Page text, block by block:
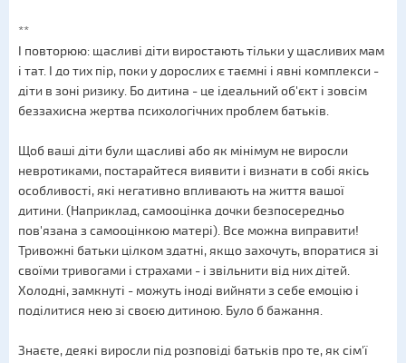
**
І повторюю: щасливі діти виростають тільки у щасливих мам
і тат. І до тих пір, поки у дорослих є таємні і явні комплекси -
діти в зоні ризику. Бо дитина - це ідеальний об'єкт і зовсім
беззахисна жертва психологічних проблем батьків.
Щоб ваші діти були щасливі або як мінімум не виросли
невротиками, постарайтеся виявити і визнати в собі якісь
особливості, які негативно впливають на життя вашої
дитини. (Наприклад, самооцінка дочки безпосередньо
пов'язана з самооцінкою матері). Все можна виправити!
Тривожні батьки цілком здатні, якщо захочуть, впоратися зі
своїми тривогами і страхами - і звільнити від них дітей.
Холодні, замкнуті - можуть іноді вийняти з себе емоцію і
поділитися нею зі своєю дитиною. Було б бажання.
Знаєте, деякі виросли під розповіді батьків про те, як сім'ї